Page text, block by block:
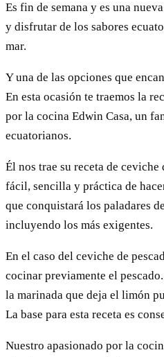
Es fin de semana y es una
y disfrutar de los sabores
mar.
Y una de las opciones que
En esta ocasión te traemos la
por la cocina Edwin Casa, un
ecuatorianos.
Él nos trae su receta de ceviche
fácil, sencilla y práctica de
que conquistará los paladares
incluyendo los más exigentes.
En el caso del ceviche de
cocinar previamente el
la marinada que deja el limón
La base para esta receta es
Nuestro apasionado por la